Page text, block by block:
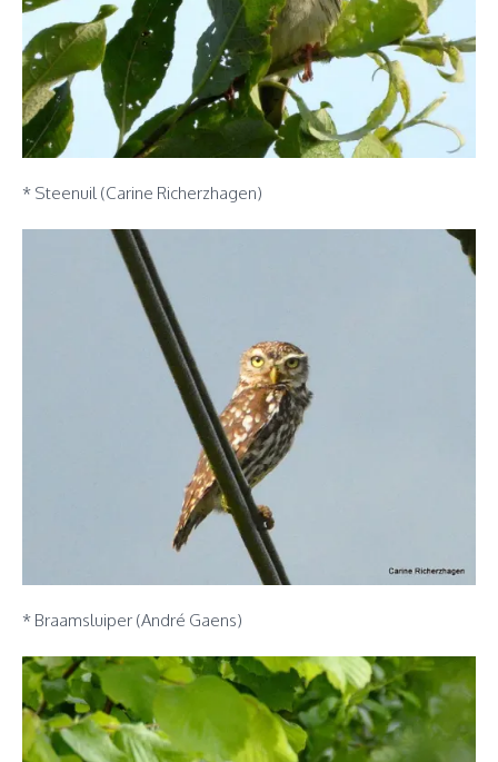
* Steenuil (Carine Richerzhagen)
* Braamsluiper (André Gaens)